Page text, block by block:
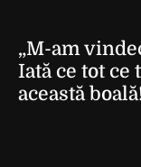
„M-am
Iată ce tot ce
această